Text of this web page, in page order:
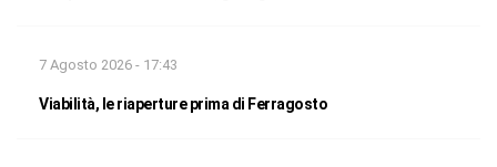
7 Agosto 2026 - 17:43
Viabilità, le riaperture prima di Ferragosto